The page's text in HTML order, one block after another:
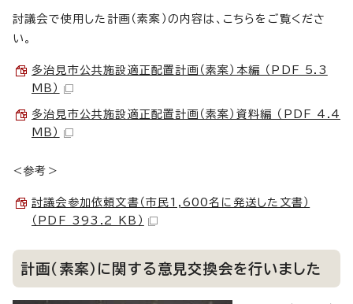
討議会で使用した計画（素案）の内容は、こちらをご覧くださ
い。
多治見市公共施設適正配置計画（素案）本編 （PDF 5.3
MB）
多治見市公共施設適正配置計画（素案）資料編 （PDF 4.4
MB）
<参考＞
討議会参加依頼文書（市民1,600名に発送した文書）
（PDF 393.2 KB）
計画（素案）に関する意見交換会を行いました